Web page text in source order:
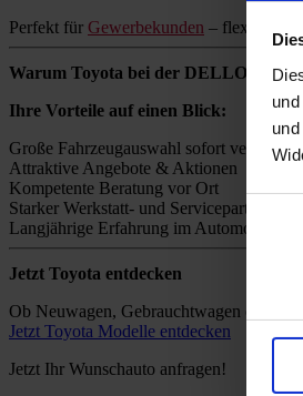
Perfekt für Gewerbekunden – flexibel,
Warum Toyota bei der DELLO
Ihre Vorteile auf einen Blick:
Große Fahrzeugauswahl sofort verfügbar
Attraktive Angebote & Aktionen
Kompetente Beratung vor Ort
Starker Werkstatt- und Servicepartner
Langjährige Erfahrung im
Jetzt Toyota entdecken
Ob Neuwagen, Gebrauchtwagen oder
Jetzt Toyota Modelle entdecken
Jetzt Ihr Wunschauto anfragen!